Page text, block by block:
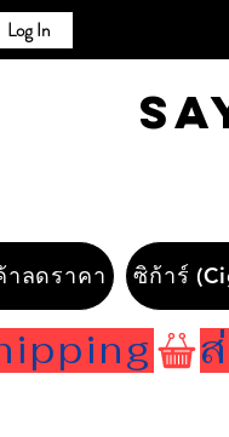
Log In
าลดราคา ซิก้าร์